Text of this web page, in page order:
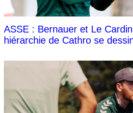
ASSE : Bernauer et Le
hiérarchie de Cathro se